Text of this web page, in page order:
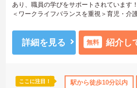
サポート 研修制度あり 産休･育休･介
あり、職員の学びをサポートされています！
＜ワークライフバランスを重視＞育児・介
＜寄り添ったケアの実施＞利用者さまに深
提供を目指し、職員の専門性を高めるよう
詳細を見る 無料 紹介し
ここに注目！ 駅から徒歩10分以内